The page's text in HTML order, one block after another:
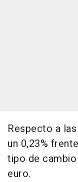
Respecto a
un 0,23%
tipo de
euro.